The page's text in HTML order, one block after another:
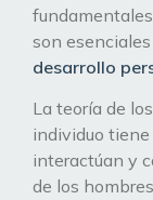
son
desarrollo
La teoría de
individuo tiene
interactúan y
de los